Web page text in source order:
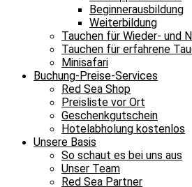
Beginnerausbildung
Weiterbildung
Tauchen für Wieder- und
Tauchen für erfahrene
Minisafari
Buchung-Preise-Services
Red Sea Shop
Preisliste vor Ort
Geschenkgutschein
Hotelabholung kostenlos
Unsere Basis
So schaut es bei uns aus
Unser Team
Red Sea Partner